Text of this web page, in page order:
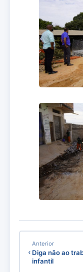
Anterior
Diga não ao
infantil